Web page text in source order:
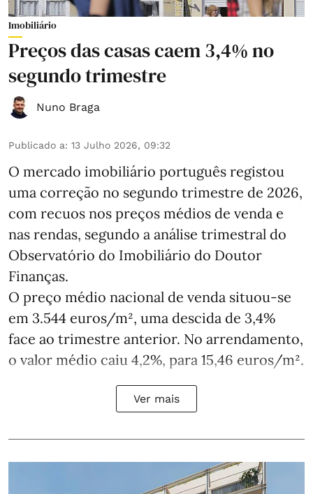
Imobiliário
Preços das casas caem 3,4% no
segundo trimestre
Nuno Braga
Publicado a: 13 Julho 2026, 09:32
O mercado imobiliário português registou
uma correção no segundo trimestre de 2026,
com recuos nos preços médios de venda e
nas rendas, segundo a análise trimestral do
Observatório do Imobiliário do Doutor
Finanças.
O preço médio nacional de venda situou‑se
em 3.544 euros/m², uma descida de 3,4%
face ao trimestre anterior. No arrendamento,
o valor médio caiu 4,2%, para 15,46 euros/m².
Ver mais